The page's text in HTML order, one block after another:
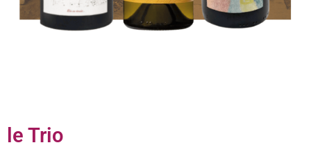
le Trio